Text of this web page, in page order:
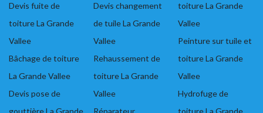
Devis fuite de
toiture La Grande
Vallee
Bâchage de toiture
La Grande Vallee
Devis pose de
gouttière La Grande
Devis changement
de tuile La Grande
Vallee
Rehaussement de
toiture La Grande
Vallee
Réparateur
toiture La Grande
Vallee
Peinture sur tuile et
toiture La Grande
Vallee
Hydrofuge de
toiture La Grande